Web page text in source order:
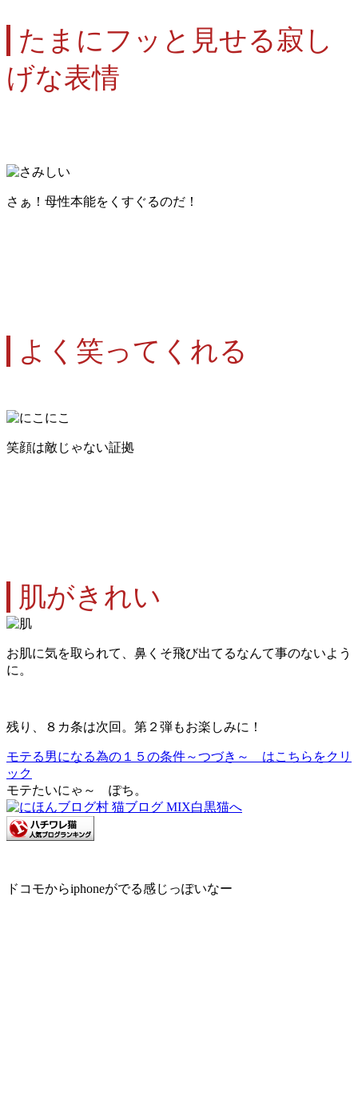
たまにフッと見せる寂し
げな表情
さぁ！母性本能をくすぐるのだ！
よく笑ってくれる
笑顔は敵じゃない証拠
肌がきれい
お肌に気を取られて、鼻くそ飛び出てるなんて事のないよう
に。
残り、８カ条は次回。第２弾もお楽しみに！
モテる男になる為の１５の条件～つづき～ はこちらをクリ
ック
モテたいにゃ～ ぽち。
ドコモからiphoneがでる感じっぽいなー